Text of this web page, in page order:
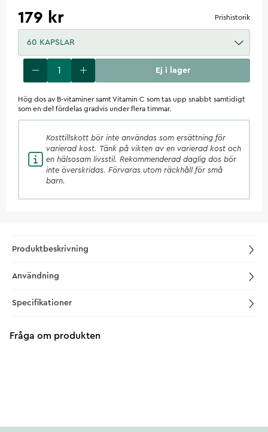
179 kr Prishistorik
60 KAPSLAR
Ej i lager
Hög dos av B-vitaminer samt Vitamin C som tas upp snabbt samtidigt
som en del fördelas gradvis under flera timmar.
Kosttillskott bör inte användas som ersättning för
varierad kost. Tänk på vikten av en varierad kost och
en hälsosam livsstil. Rekommenderad daglig dos bör
inte överskridas. Förvaras utom räckhåll för små
barn.
Produktbeskrivning
Användning
Specifikationer
Fråga om produkten